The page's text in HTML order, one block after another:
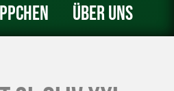
Über uns